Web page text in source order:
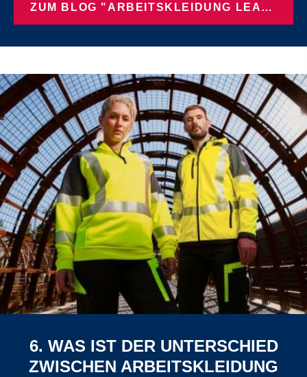
ZUM BLOG "ARBEITSKLEIDUNG LEASEN ODER KAUFEN"
6. WAS IST DER UNTERSCHIED
ZWISCHEN ARBEITSKLEIDUNG